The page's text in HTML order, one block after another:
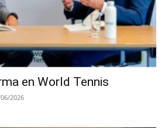
en World Tennis
2026